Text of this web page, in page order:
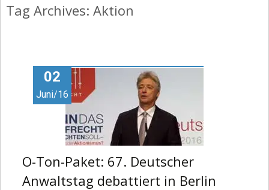
Nachrichten, Texte, Podcast, O-Töne,
Video
Tag Archives: Aktion
02
Juni/16
O-Ton-Paket: 67. Deutscher
Anwaltstag debattiert in Berlin